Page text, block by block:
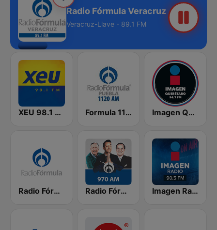
Radio Fórmula Veracruz
Veracruz-Llave - 89.1 FM
XEU 98.1 FM Formula 1120 AM Imagen Querétaro 94.7 FM
Radio Fórmula 103.3 FM Radio Fórmula 970 AM Imagen Radio 90.5 FM